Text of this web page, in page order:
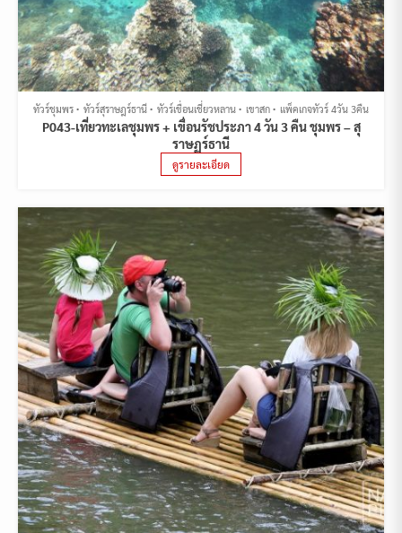
ทัวร์ชุมพร ทัวร์สุราษฎร์ธานี ทัวร์เขื่อนเชี่ยวหลาน เขาสก แพ็คเกจทัวร์ 4วัน 3คืน
P043-เที่ยวทะเลชุมพร + เขื่อนรัชประภา 4 วัน 3 คืน ชุมพร – สุ
ราษฏร์ธานี
ดูรายละเอียด